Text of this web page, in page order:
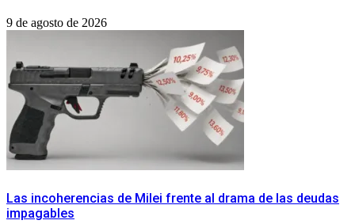
9 de agosto de 2026
Las incoherencias de Milei frente al drama de las deudas
impagables